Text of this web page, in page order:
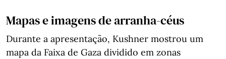
Mapas e imagens de arranha-céus
Durante a apresentação, Kushner mostrou um
mapa da Faixa de Gaza dividido em zonas